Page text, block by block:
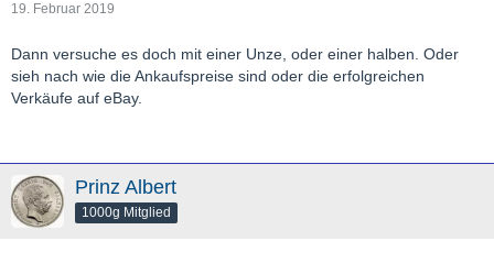
19. Februar 2019
Dann versuche es doch mit einer Unze, oder einer halben. Oder
sieh nach wie die Ankaufspreise sind oder die erfolgreichen
Verkäufe auf eBay.
Prinz Albert
1000g Mitglied